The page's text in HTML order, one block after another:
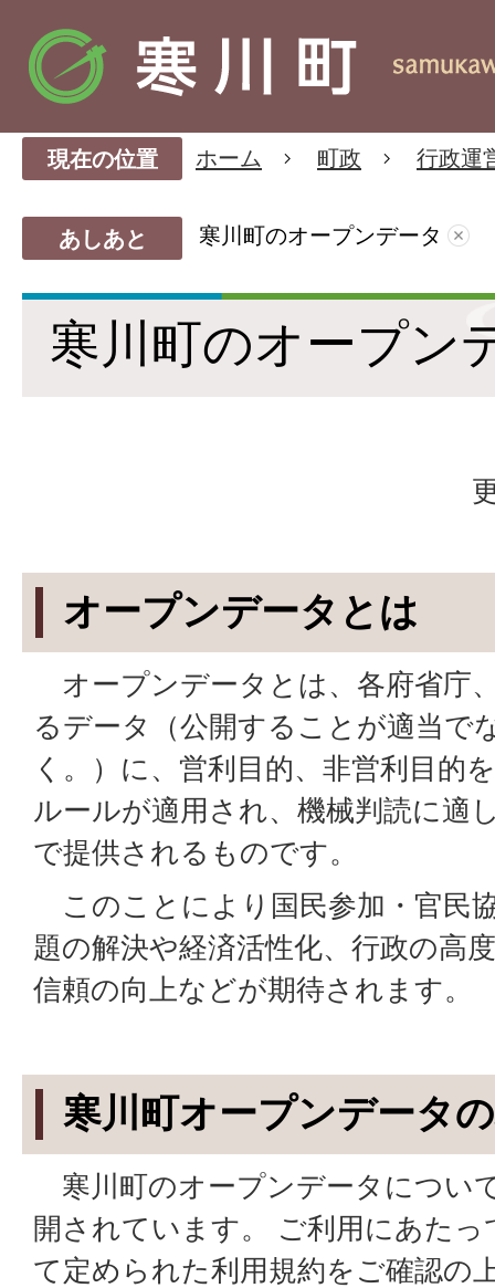
現在の位置 ホーム 町政 行政運
あしあと 寒川町のオープンデータ
寒川町のオープン
オープンデータとは
オープンデータとは、各府省庁
るデータ（公開することが適当で
く。）に、営利目的、非営利目的
ルールが適用され、機械判読に適
で提供されるものです。
このことにより国民参加・官民
題の解決や経済活性化、行政の高
信頼の向上などが期待されます。
寒川町オープンデータ
寒川町のオープンデータについ
開されています。 ご利用にあた
て定められた利用規約をご確認の